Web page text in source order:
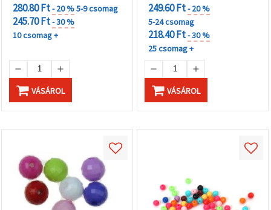
280.80 Ft- 20 %5-9 csomag
245.70 Ft- 30 %
10 csomag +
VÁSÁROL
249.60 Ft- 20 %
5-24 csomag
218.40 Ft- 30 %
25 csomag +
VÁSÁROL